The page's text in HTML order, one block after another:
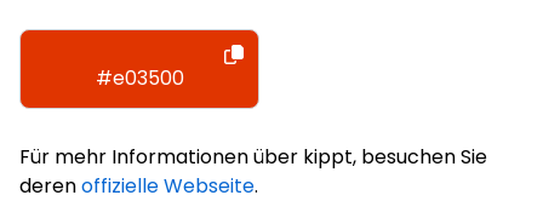
#e03500
Für mehr Informationen über kippt, besuchen Sie
derenoffizielle Webseite.